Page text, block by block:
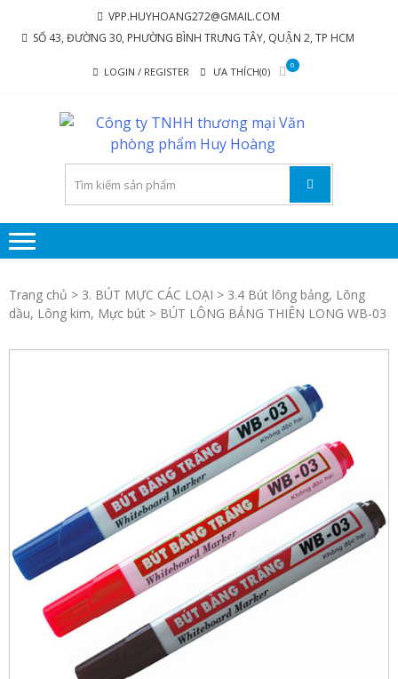
VPP.HUYHOANG272@GMAIL.COM
SỐ 43, ĐƯỜNG 30, PHƯỜNG BÌNH TRƯNG TÂY, QUẬN 2, TP HCM
LOGIN / REGISTER ƯA THÍCH(0)
0
Trang chủ > 3. BÚT MỰC CÁC LOẠI > 3.4 Bút lông bảng, Lông
dầu, Lông kim, Mực bút > BÚT LÔNG BẢNG THIÊN LONG WB-03